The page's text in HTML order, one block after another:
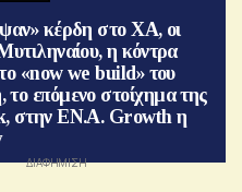
κέρδη στο ΧΑ, οι
η κόντρα
«now we build» του
επόμενο στοίχημα της
στην ΕΝ.Α. Growth η